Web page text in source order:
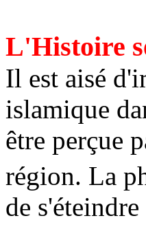
L'Histoire
Il est aisé
islamique
être perçue
région. La
de s'éteindre